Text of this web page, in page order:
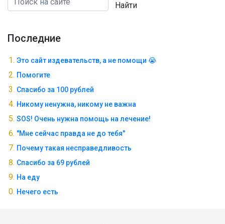
Найти
Последние
Это сайт издевательств, а не помощи 😭
Помогите
Спасибо за 100 рублей
Никому ненужна, никому не важна
SOS! Очень нужна помощь на лечение!
"Мне сейчас правда не до тебя"
Почему такая несправедливость
Спасибо за 69 рублей
На еду
Нечего есть